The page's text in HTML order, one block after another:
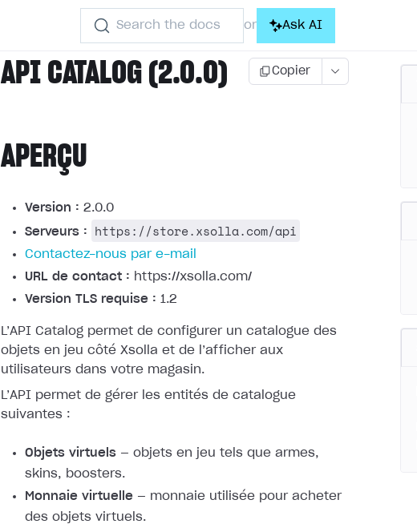
Search the docs or Ask AI
API CATALOG (2.0.0) Copier
APERÇU
Version : 2.0.0
Serveurs :
https://store.xsolla.com/api
Contactez-nous par e-mail
URL de contact : https://xsolla.com/
Version TLS requise : 1.2
L’API Catalog permet de configurer un catalogue des
objets en jeu côté Xsolla et de l’afficher aux
utilisateurs dans votre magasin.
L’API permet de gérer les entités de catalogue
suivantes :
Objets virtuels — objets en jeu tels que armes,
skins, boosters.
Monnaie virtuelle — monnaie utilisée pour acheter
des objets virtuels.